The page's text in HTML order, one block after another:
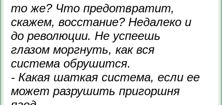
то же? Что предотвратит,
скажем, восстание? Недалеко и
до революции. Не успеешь
глазом моргнуть, как вся
система обрушится.
- Какая шаткая система, если ее
может разрушить пригоршня